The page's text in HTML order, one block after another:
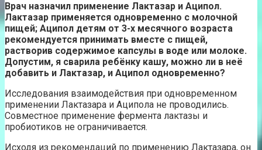
Врач назначил применение Лактазар и Аципол.
Лактазар применяется одновременно с молочной
пищей; Аципол детям от 3-х месячного возраста
рекомендуется принимать вместе с пищей,
растворив содержимое капсулы в воде или молоке.
Допустим, я сварила ребёнку кашу, можно ли в неё
добавить и Лактазар, и Аципол одновременно?
Исследования взаимодействия при одновременном
применении Лактазара и Аципола не проводились.
Совместное применение фермента лактазы и
пробиотиков не ограничивается.
Исходя из рекомендаций по применению Лактазара, он